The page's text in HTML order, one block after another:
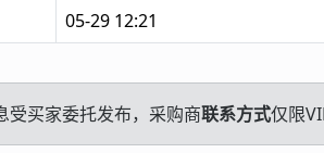
05-29 12:21
受买家委托发布，采购商联系方式仅限